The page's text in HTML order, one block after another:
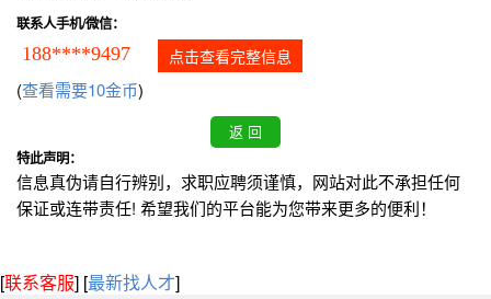
联系人手机/微信：
188****9497 点击查看完整信息
(查看需要10金币)
特此声明：
信息真伪请自行辨别，求职应聘须谨慎，网站对此不承担任何
保证或连带责任! 希望我们的平台能为您带来更多的便利！
[联系客服] [最新找人才]